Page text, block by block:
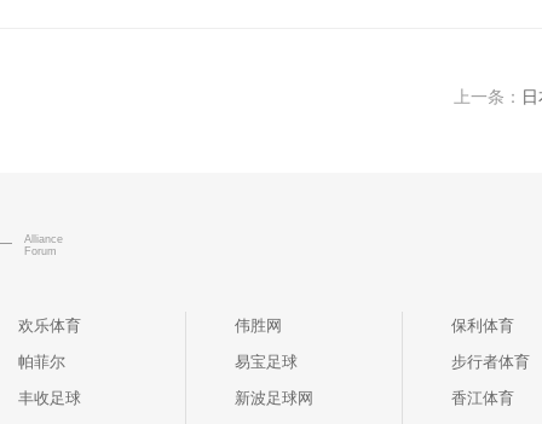
上一条：
Alliance
Forum
欢乐体育 伟胜网
保利体育
帕菲尔
易宝足球
步行者体育
丰收足球
新波足球网
香江体育